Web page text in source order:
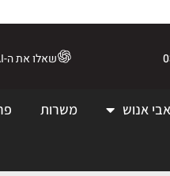
שאלו את ה-AI שלנו
אנוש משרות